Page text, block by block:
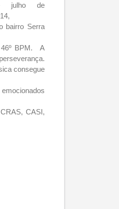
julho de
bairro Serra
46º BPM. A
consegue
CASI,